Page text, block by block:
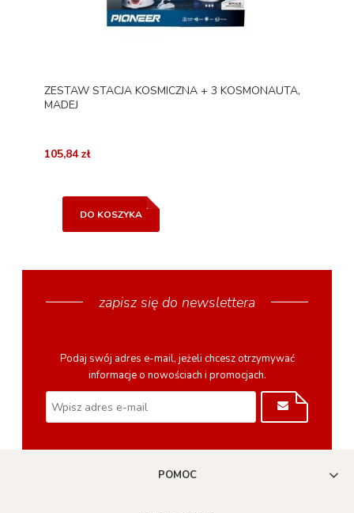
ZESTAW STACJA KOSMICZNA + 3 KOSMONAUTA,
MADEJ
105,84 zł
DO KOSZYKA
zapisz się do newslettera
Podaj swój adres e-mail, jeżeli chcesz otrzymywać
informacje o nowościach i promocjach.
POMOC